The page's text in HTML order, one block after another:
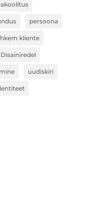
persoona
kliente
uudiskiri